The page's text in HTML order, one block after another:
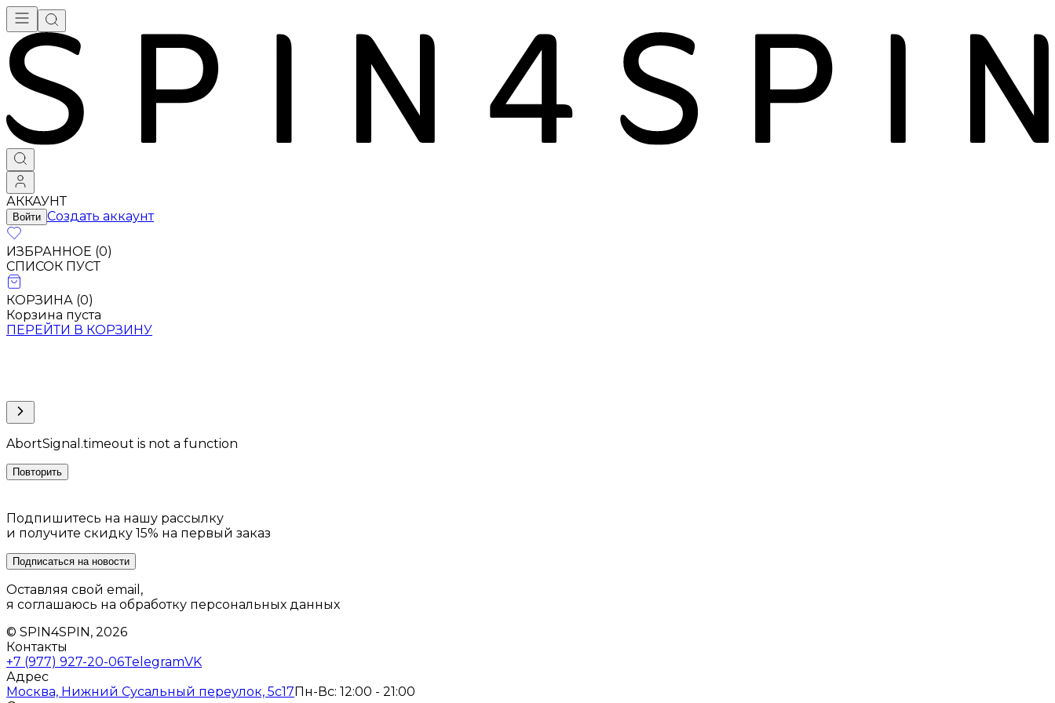
АККАУНТ
Войти Создать аккаунт
ИЗБРАННОЕ (0)
СПИСОК ПУСТ
КОРЗИНА (0)
Корзина пуста
ПЕРЕЙТИ В КОРЗИНУ
AbortSignal.timeout is not a function
Повторить
Подпишитесь на нашу рассылку
и получите скидку 15% на первый заказ
Подписаться на новости
Оставляя свой email,
я соглашаюсь на обработку персональных данных
© SPIN4SPIN, 2026
Контакты
+7 (977) 927-20-06TelegramVK
Адрес
Москва, Нижний Сусальный переулок, 5с17 Пн-Вс: 12:00 - 21:00